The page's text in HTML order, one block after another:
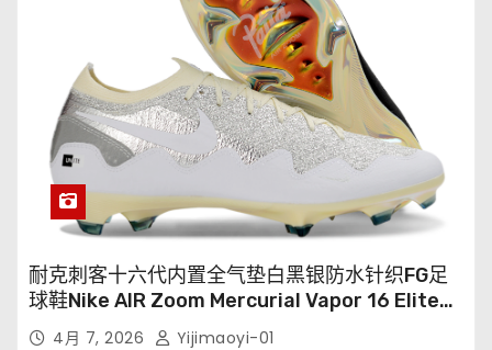
耐克刺客十六代内置全气垫白黑银防水针织FG足
球鞋Nike AIR Zoom Mercurial Vapor 16 Elite
XXV FG35-45
4月 7, 2026 Yijimaoyi-01